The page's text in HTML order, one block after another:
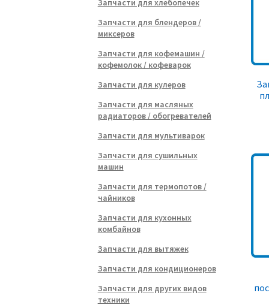
Запчасти для хлебопечек
Запчасти для блендеров /
миксеров
Запчасти для кофемашин /
кофемолок / кофеварок
Запчасти для кулеров
Запчасти для масляных
радиаторов / обогревателей
Запчасти для мультиварок
Запчасти для сушильных
машин
Запчасти для термопотов /
чайников
Запчасти для кухонных
комбайнов
Запчасти для вытяжек
Запчасти для кондиционеров
Запчасти для других видов
техники